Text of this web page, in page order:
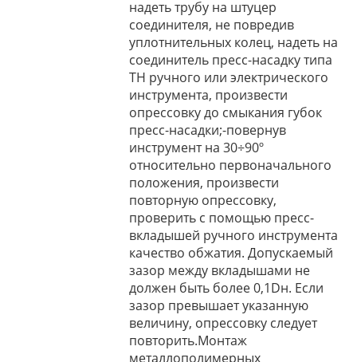
надеть трубу на штуцер
соединителя, не повредив
уплотнительных колец, надеть на
соединитель пресс-насадку типа
ТН ручного или электрического
инструмента, произвести
опрессовку до смыкания губок
пресс-насадки;-повернув
инструмент на 30÷90º
относительно первоначального
положения, произвести
повторную опрессовку,
проверить с помощью пресс-
вкладышей ручного инструмента
качество обжатия. Допускаемый
зазор между вкладышами не
должен быть более 0,1Dн. Если
зазор превышает указанную
величину, опрессовку следует
повторить.Монтаж
металлополимерных